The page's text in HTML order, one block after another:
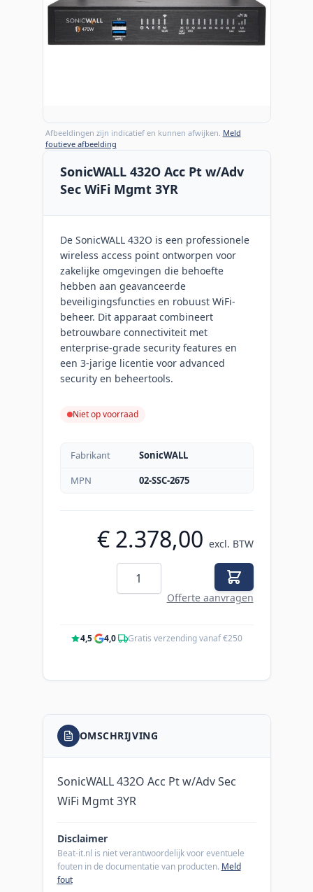
Afbeeldingen zijn indicatief en kunnen afwijken. Meld
foutieve afbeelding
SonicWALL 432O Acc Pt w/Adv
Sec WiFi Mgmt 3YR
De SonicWALL 432O is een professionele
wireless access point ontworpen voor
zakelijke omgevingen die behoefte
hebben aan geavanceerde
beveiligingsfuncties en robuust WiFi-
beheer. Dit apparaat combineert
betrouwbare connectiviteit met
enterprise-grade security features en
een 3-jarige licentie voor advanced
security en beheertools.
Niet op voorraad
Fabrikant
SonicWALL
MPN
02-SSC-2675
€ 2.378,00 excl. BTW
Aantal
Offerte aanvragen
4,5· 4,0· Gratis verzending vanaf €250
OMSCHRIJVING
SonicWALL 432O Acc Pt w/Adv Sec
WiFi Mgmt 3YR
Disclaimer
Beat-it.nl is niet verantwoordelijk voor eventuele
fouten in de documentatie van producten. Meld
fout